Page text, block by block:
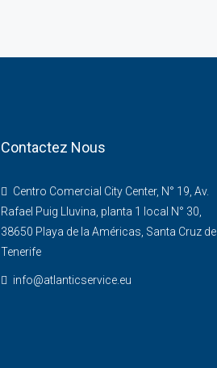
Contactez Nous
Centro Comercial City Center, N° 19, Av.
Rafael Puig Lluvina, planta 1 local N° 30,
38650 Playa de la Américas, Santa Cruz de
Tenerife
info@atlanticservice.eu